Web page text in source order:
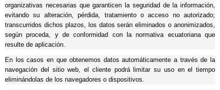
organizativas necesarias que garanticen la seguridad de la información,
evitando su alteración, pérdida, tratamiento o acceso no autorizado;
transcurridos dichos plazos, los datos serán eliminados o anonimizados,
según proceda, y de conformidad con la normativa ecuatoriana que
resulte de aplicación.
En los casos en que obtenemos datos automáticamente a través de la
navegación del sitio web, el cliente podrá limitar su uso en el tiempo
eliminándolas de los navegadores o dispositivos.